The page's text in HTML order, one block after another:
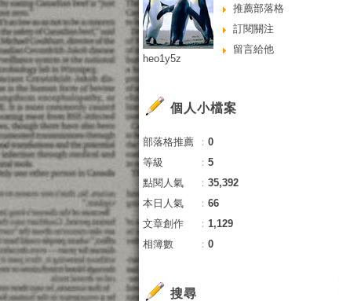
推薦部落格
訂閱關注
留言給他
heo1y5z
個人小檔案
部落格推薦 ： 0
等級
： 5
點閱人氣
： 35,392
本日人氣
： 66
文章創作
： 1,129
相簿數
： 0
搜尋